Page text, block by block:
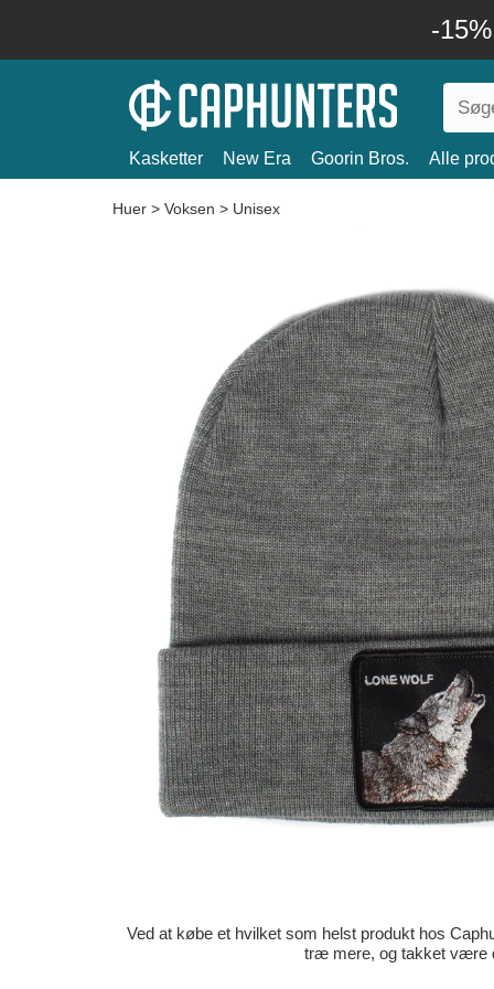
-
Kasketter New Era Goorin Bros. Alle
Huer > Voksen > Unisex
Ved at købe et hvilket som helst produkt hos
træ mere, og takket være